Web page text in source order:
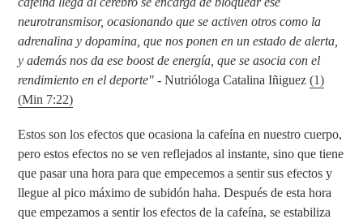
neurotransmisor, ocasionando que se activen otros como la
adrenalina y dopamina, que nos ponen en un estado de alerta,
y además nos da ese boost de energía, que se asocia con el
rendimiento en el deporte" - Nutrióloga Catalina Iñiguez (1)
(Min 7:22)
Estos son los efectos que ocasiona la cafeína en nuestro cuerpo,
pero estos efectos no se ven reflejados al instante, sino que tiene
que pasar una hora para que empecemos a sentir sus efectos y
llegue al pico máximo de subidón haha. Después de esta hora
que empezamos a sentir los efectos de la cafeína, se estabiliza